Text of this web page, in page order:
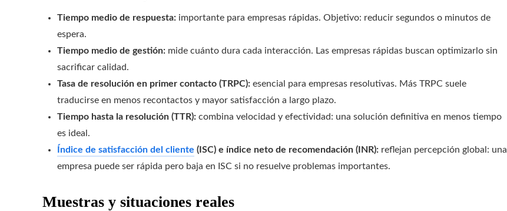
Tiempo medio de respuesta: importante para empresas rápidas. Objetivo: reducir segundos o minutos de
espera.
Tiempo medio de gestión: mide cuánto dura cada interacción. Las empresas rápidas buscan optimizarlo sin
sacrificar calidad.
Tasa de resolución en primer contacto (TRPC): esencial para empresas resolutivas. Más TRPC suele
traducirse en menos recontactos y mayor satisfacción a largo plazo.
Tiempo hasta la resolución (TTR): combina velocidad y efectividad: una solución definitiva en menos tiempo
es ideal.
Índice de satisfacción del cliente (ISC) e índice neto de recomendación (INR): reflejan percepción global: una
empresa puede ser rápida pero baja en ISC si no resuelve problemas importantes.
Muestras y situaciones reales